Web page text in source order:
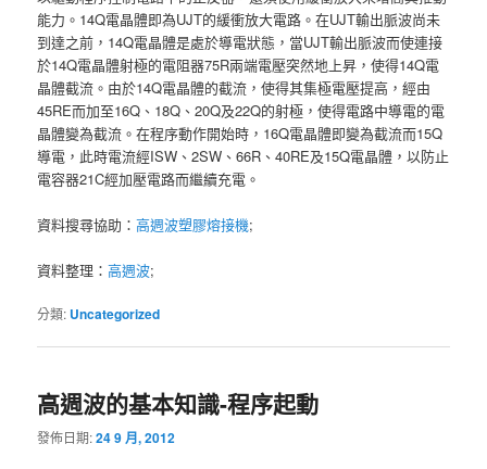
能力。14Q電晶體即為UJT的緩衝放大電路。在UJT輸出脈波尚未
到達之前，14Q電晶體是處於導電狀態，當UJT輸出脈波而使連接
於14Q電晶體射極的電阻器75R兩端電壓突然地上昇，使得14Q電
晶體截流。由於14Q電晶體的截流，使得其集極電壓提高，經由
45RE而加至16Q、18Q、20Q及22Q的射極，使得電路中導電的電
晶體變為截流。在程序動作開始時，16Q電晶體即變為截流而15Q
導電，此時電流經ISW、2SW、66R、40RE及15Q電晶體，以防止
電容器21C經加壓電路而繼續充電。
資料搜尋協助：高週波塑膠熔接機;
資料整理：高週波;
分類: Uncategorized
高週波的基本知識-程序起動
發佈日期:24 9 月, 2012